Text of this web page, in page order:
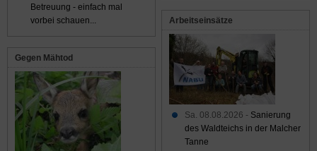
Arbeitseinsätze
Sa. 08.08.2026 - Sanierung
des Waldteichs in der Malcher
Tanne
Betreuung - einfach mal
vorbei schauen...
Gegen Mähtod